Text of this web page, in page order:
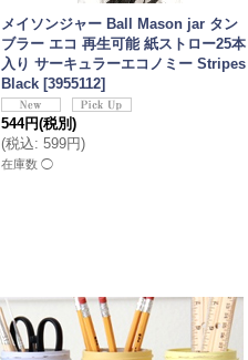
メイソンジャー Ball Mason jar タン
ブラー エコ 再生可能 紙ストロー25本
入り サーキュラーエコノミー Stripes
Black [3955112]
544円(税別)
(税込: 599円)
在庫数 ◯